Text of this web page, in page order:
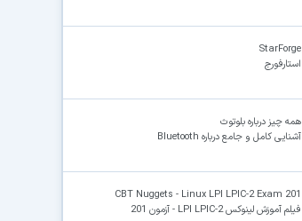
StarForge
استارفورج
همه چیز درباره بلوتوث
آشنایی کامل و جامع درباره Bluetooth
CBT Nuggets - Linux LPI LPIC-2 Exam 201
فیلم آموزش لینوکس LPI LPIC-2 - آزمون 201